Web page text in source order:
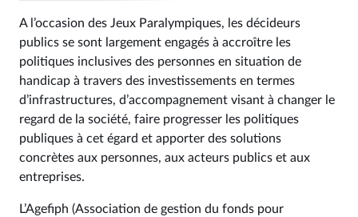
A l’occasion des Jeux Paralympiques, les décideurs
publics se sont largement engagés à accroître les
politiques inclusives des personnes en situation de
handicap à travers des investissements en termes
d’infrastructures, d’accompagnement visant à changer le
regard de la société, faire progresser les politiques
publiques à cet égard et apporter des solutions
concrètes aux personnes, aux acteurs publics et aux
entreprises.
L’Agefiph (Association de gestion du fonds pour